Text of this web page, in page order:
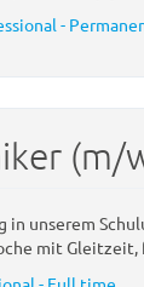
-
(m/
unserem
mit